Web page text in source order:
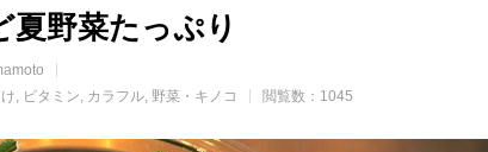
夏野菜たっぷり
ビタミン カラフル 野菜・キノコ 閲覧数：1045